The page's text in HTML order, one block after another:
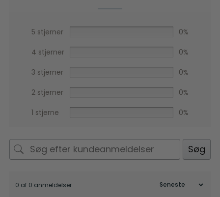
5 stjerner 0%
4 stjerner 0%
3 stjerner 0%
2 stjerner 0%
1 stjerne 0%
Søg
0 af 0 anmeldelser